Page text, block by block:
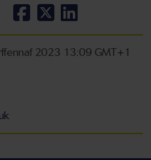
2023 13:09 GMT+1